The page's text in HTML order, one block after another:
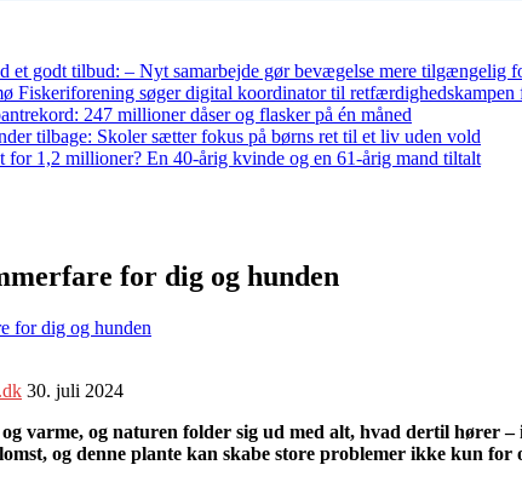
et godt tilbud: – Nyt samarbejde gør bevægelse mere tilgængelig
Fiskeriforening søger digital koordinator til
247 millioner dåser og flasker på én måned
tilbage: Skoler sætter fokus på børns ret til et liv uden vold
for 1,2 millioner? En 40-årig kvinde og en 61-årig mand tiltalt
for dig og hunden
for dig og hunden
30. juli 2024
varme, og naturen folder sig ud med alt, hvad dertil
og denne plante kan skabe store problemer ikke kun